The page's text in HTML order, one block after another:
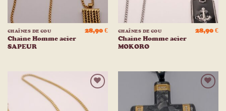
CHAÎNES DE COU
Chaine Homme acier
SAPEUR
28,90€ CHAÎNES DE COU
Chaine Homme acier
MOKORO
28,90€
liste